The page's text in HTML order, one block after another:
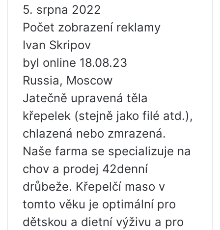
5. srpna 2022
Počet zobrazení reklamy
Ivan Skripov
byl online 18.08.23
Russia, Moscow
Jatečně upravená těla
křepelek (stejně jako filé atd.),
chlazená nebo zmrazená.
Naše farma se specializuje na
chov a prodej 42denní
drůbeže. Křepelčí maso v
tomto věku je optimální pro
dětskou a dietní výživu a pro